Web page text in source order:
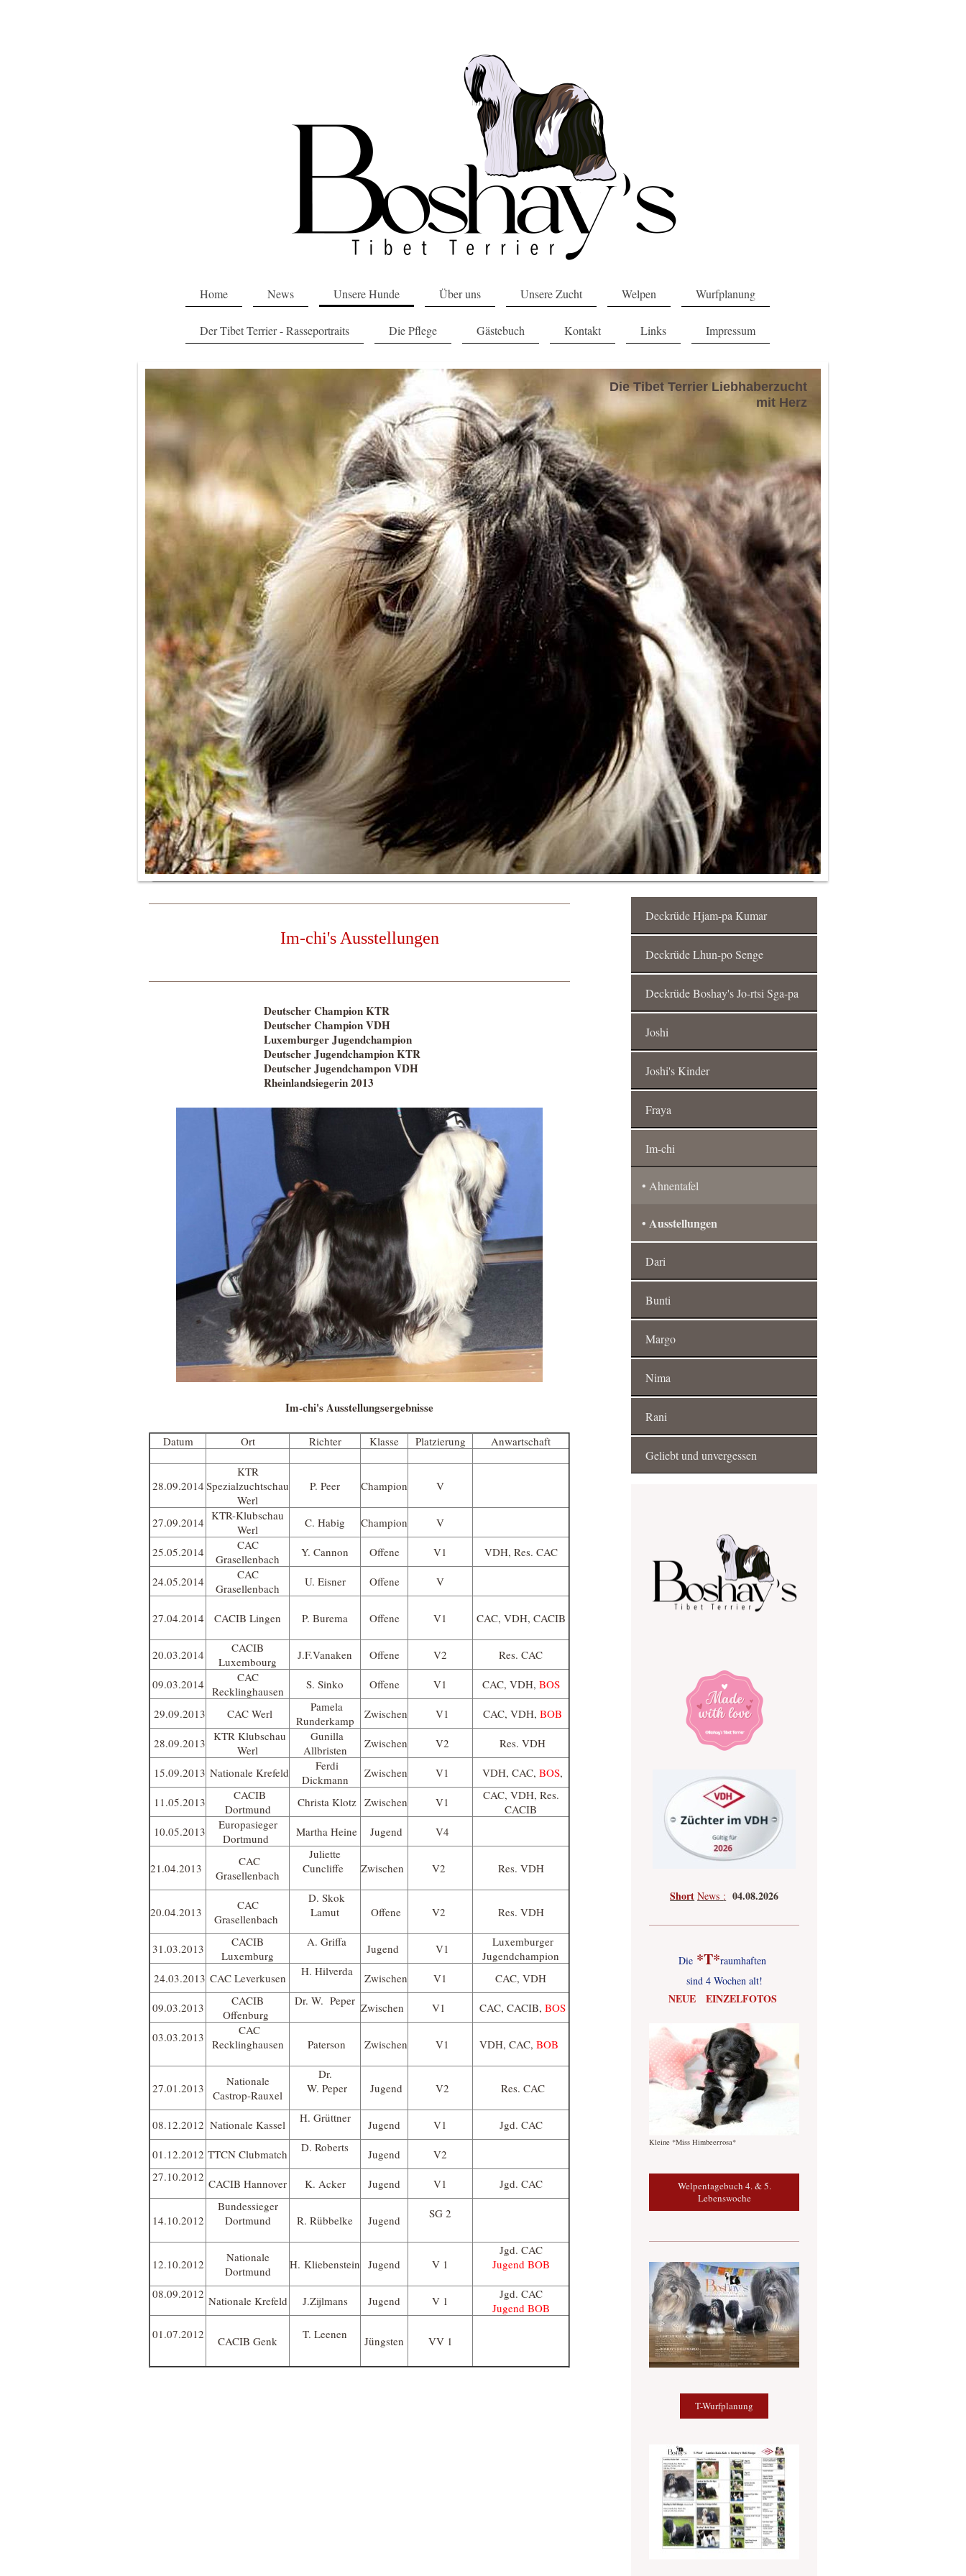
Home News Unsere Hunde Über uns Unsere Zucht Welpen Wurfplanung
Der Tibet Terrier - Rasseportraits Die Pflege Gästebuch Kontakt Links Impressum
Die Tibet Terrier Liebhaberzucht
mit Herz
Im-chi's Ausstellungen
Deutscher Champion KTR
Deutscher Champion VDH
Luxemburger Jugendchampion
Deutscher Jugendchampion KTR
Deutscher Jugendchampon VDH
Rheinlandsiegerin 2013
Im-chi's Ausstellungsergebnisse
Datum Ort Richter Klasse Platzierung Anwartschaft
28.09.2014
KTR
Spezialzuchtschau
Werl
P. Peer Champion V
27.09.2014 KTR-Klubschau
Werl
C. Habig Champion V
25.05.2014
CAC
Grasellenbach
Y. Cannon Offene V1 VDH, Res. CAC
24.05.2014
CAC
Grasellenbach
U. Eisner Offene V
27.04.2014 CACIB Lingen P. Burema Offene V1 CAC, VDH, CACIB
20.03.2014
CACIB
Luxembourg
J.F.Vanaken Offene V2 Res. CAC
09.03.2014
CAC
Recklinghausen
S. Sinko Offene V1 CAC, VDH, BOS
29.09.2013 CAC Werl
Pamela
Runderkamp
Zwischen V1 CAC, VDH, BOB
28.09.2013 KTR Klubschau
Werl
Gunilla
Allbristen
Zwischen V2 Res. VDH
15.09.2013 Nationale Krefeld
Ferdi
Dickmann
Zwischen V1 VDH, CAC, BOS,
11.05.2013
CACIB
Dortmund
Christa Klotz Zwischen V1
CAC, VDH, Res.
CACIB
10.05.2013
Europasieger
Dortmund
Martha Heine Jugend V4
21.04.2013
CAC
Grasellenbach
Juliette
Cuncliffe
Zwischen V2 Res. VDH
20.04.2013
CAC
Grasellenbach
D. Skok
Lamut
Offene V2 Res. VDH
31.03.2013
CACIB
Luxemburg
A. Griffa Jugend V1
Luxemburger
Jugendchampion
24.03.2013 CAC Leverkusen H. Hilverda Zwischen V1 CAC, VDH
09.03.2013
CACIB
Offenburg
Dr. W. Peper Zwischen V1 CAC, CACIB, BOS
03.03.2013
CAC
Recklinghausen
Paterson Zwischen V1 VDH, CAC, BOB
27.01.2013
Nationale
Castrop-Rauxel
Dr.
W. Peper
Jugend V2 Res. CAC
08.12.2012 Nationale Kassel H. Grüttner Jugend V1 Jgd. CAC
01.12.2012 TTCN Clubmatch D. Roberts Jugend
V2
27.10.2012 CACIB Hannover K. Acker Jugend V1 Jgd. CAC
14.10.2012
Bundessieger
Dortmund
R. Rübbelke Jugend SG 2
12.10.2012
Nationale
Dortmund
H. Kliebenstein Jugend V 1
Jgd. CAC
Jugend BOB
08.09.2012 Nationale Krefeld J.Zijlmans Jugend V 1
Jgd. CAC
Jugend BOB
01.07.2012
CACIB Genk T. Leenen Jüngsten VV 1
Deckrüde Hjam-pa Kumar
Deckrüde Lhun-po Senge
Deckrüde Boshay's Jo-rtsi Sga-pa
Joshi
Joshi's Kinder
Fraya
Im-chi
Ahnentafel
Ausstellungen
Dari
Bunti
Margo
Nima
Rani
Geliebt und unvergessen
Short News : 04.08.2026
Die *T*raumhaften
sind 4 Wochen alt!
NEUE EINZELFOTOS
Kleine *Miss Himbeerrosa*
Welpentagebuch 4. & 5.
Lebenswoche
T-Wurfplanung